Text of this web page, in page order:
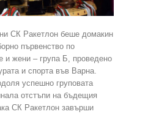
СК Ракетлон беше домакин
първенство по
и жени – група Б, проведено
и спорта във Варна.
успешно груповата
отстъпи на бъдещия
СК Ракетлон завърши